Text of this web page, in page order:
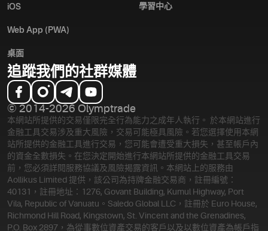
iOS
Web App (PWA)
桌面
學習中心
追蹤我們的社群媒體
© 2014-2026 Olymptrade
本網站所提供的交易僅限完全行為能力之成年人執行。 於本網站進行
金融工具交易涉及重大風險，交易可能極具風險。若您選擇使用本網
站所提供的金融工具進行交易，您可能會遭受重大損失，甚至帳戶內
的資金全數損失。在您決定開始進行本網站所提供的金融工具交易
前，您必須詳閱服務協議及風險揭露資訊。 本網站上的服務由
Aollikus Limited 提供，該公司為持牌金融交易商，註冊編號：
40131，註冊地址：1276, Govant Building, Kumul Highway, Port
Vila, Republic of Vanuatu。Saledo Global LLC，註冊於 Euro House,
Richmond Hill Road, Kingstown, St. Vincent and the Grenadines,
P.O. Box 2897，為從事數位資產交易的客戶以及以數位資產為帳戶指